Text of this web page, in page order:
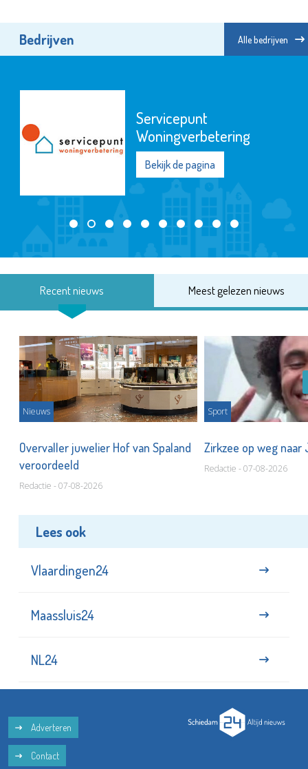
Bedrijven Alle bedrijven
Servicepunt
Woningverbetering
Bekijk de pagina
Recent nieuws Meest gelezen nieuws
Nieuws
Overvaller juwelier Hof van Spaland
veroordeeld
Redactie - 07-08-2026
Sport
Zirkzee op weg
Redactie - 07-08-2026
Lees ook
Vlaardingen24
Maassluis24
NL24
Adverteren
Contact